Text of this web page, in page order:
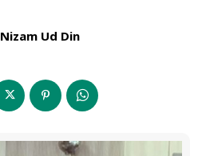
Nizam Ud Din